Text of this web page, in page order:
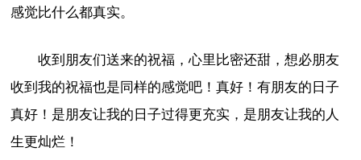
感觉比什么都真实。
收到朋友们送来的祝福，心里比密还甜，想必朋友
收到我的祝福也是同样的感觉吧！真好！有朋友的日子
真好！是朋友让我的日子过得更充实，是朋友让我的人
生更灿烂！